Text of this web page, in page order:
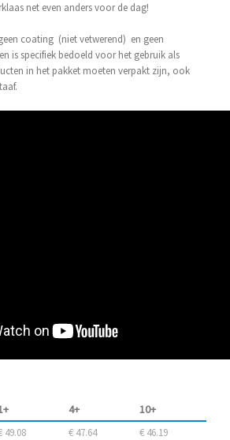
net even anders voor de dag!
coating (niet vetwerend) en geen
is specifiek bedoeld voor het gebruik als
in het pakket moeten verpakt zijn, ook
4+ 10+
49.08 € 47.64 € 46.19